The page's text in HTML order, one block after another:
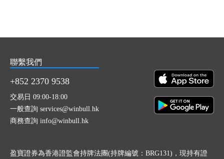
聯繫我們
+852 2370 9538
交易日 09:00-18:00
一般查詢 services@winbull.hk
商務查詢 info@winbull.hk
盈寶證券為香港證監會持牌法團(持牌編號：BRG131)，現持有證